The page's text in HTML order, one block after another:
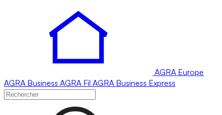
AGRA Europe
AGRA Business AGRA Fil AGRA Business Express